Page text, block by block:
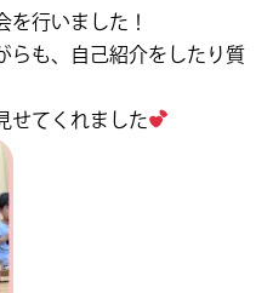
を行いました！
らも、自己紹介をしたり質
せてくれました